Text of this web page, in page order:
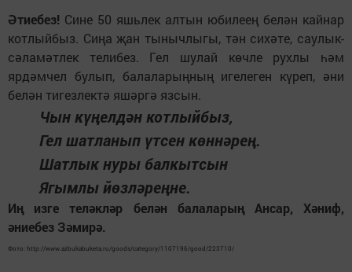
Әтиебез! Сине 50 яшьлек алтын юбилеең белән кайнар
котлыйбыз. Сиңа җан тынычлыгы, тән сихәте, саулык-
сәламәтлек телибез. Гел шулай көчле рухлы һәм
ярдәмчел булып, балаларыңның игелеген күреп, әни
белән тигезлектә яшәргә язсын.
Чын күңелдән котлыйбыз,
Гел шатланып үтсен көннәрең.
Шатлык нуры балкытсын
Ягымлы йөзләреңне.
Иң изге теләкләр белән балаларың Ансар, Хәниф,
әниебез Зәмирә.
Фото: http://www.azbukabuketa.ru/goods/category/1107196/good/223710/